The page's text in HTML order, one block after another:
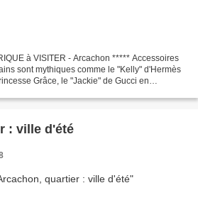
à VISITER - Arcachon ***** Accessoires
sont mythiques comme le "Kelly" d'Hermès
Grâce, le "Jackie" de Gucci en
: ville d'été